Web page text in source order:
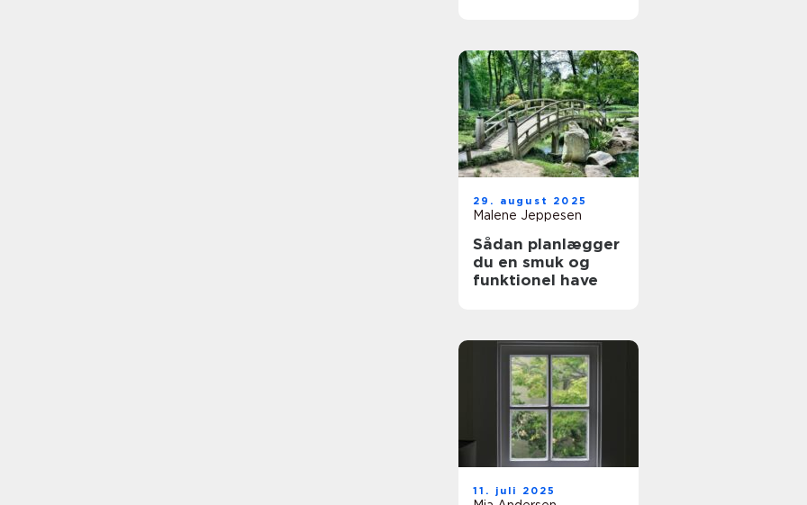
29. august 2025
Malene Jeppesen
Sådan planlægger
du en smuk og
funktionel have
11. juli 2025